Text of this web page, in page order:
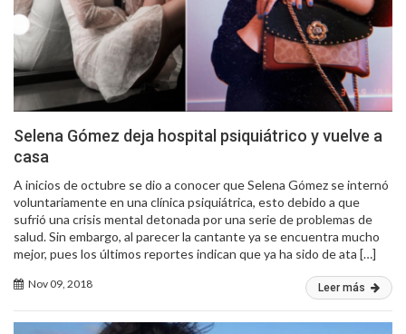
Selena Gómez deja hospital psiquiátrico y vuelve a
casa
A inicios de octubre se dio a conocer que Selena Gómez se internó
voluntariamente en una clínica psiquiátrica, esto debido a que
sufrió una crisis mental detonada por una serie de problemas de
salud. Sin embargo, al parecer la cantante ya se encuentra mucho
mejor, pues los últimos reportes indican que ya ha sido de ata […]
Nov 09, 2018 Leer más